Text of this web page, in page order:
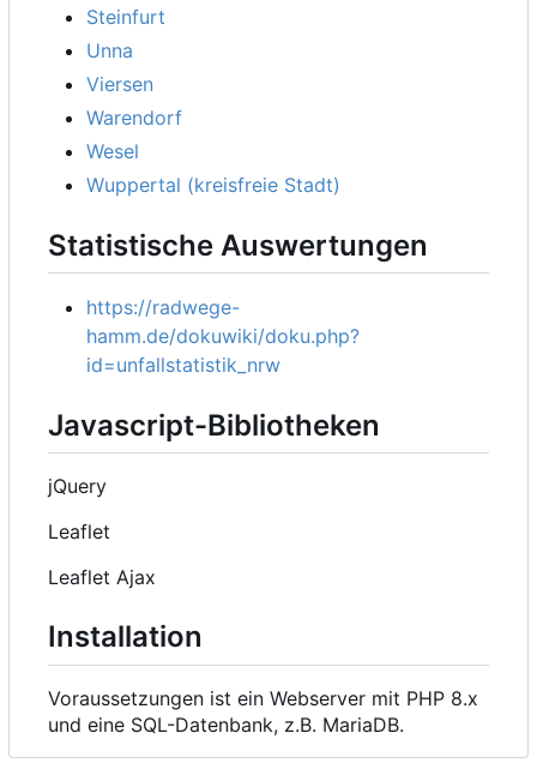
Steinfurt
Unna
Viersen
Warendorf
Wesel
Wuppertal (kreisfreie Stadt)
Statistische Auswertungen
https://radwege-
hamm.de/dokuwiki/doku.php?
id=unfallstatistik_nrw
Javascript-Bibliotheken
jQuery
Leaflet
Leaflet Ajax
Installation
Voraussetzungen ist ein Webserver mit PHP 8.x
und eine SQL-Datenbank, z.B. MariaDB.